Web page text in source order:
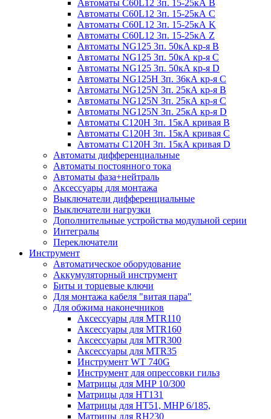
Автоматы C60L12 3п. 15-25кА B
Автоматы C60L12 3п. 15-25кА C
Автоматы C60L12 3п. 15-25кА K
Автоматы C60L12 3п. 15-25кА Z
Автоматы NG125 3п. 50кА кр-я B
Автоматы NG125 3п. 50кА кр-я C
Автоматы NG125 3п. 50кА кр-я D
Автоматы NG125H 3п. 36кА кр-я C
Автоматы NG125N 3п. 25кА кр-я B
Автоматы NG125N 3п. 25кА кр-я C
Автоматы NG125N 3п. 25кА кр-я D
Автоматы С120Н 3п. 15кА кривая B
Автоматы С120Н 3п. 15кА кривая C
Автоматы С120Н 3п. 15кА кривая D
Автоматы дифференциальные
Автоматы постоянного тока
Автоматы фаза+нейтраль
Аксессуары для монтажа
Выключатели дифференциальные
Выключатели нагрузки
Дополнительные устройства модульной серии
Интегралы
Переключатели
Инструмент
Автоматическое оборудование
Аккумуляторный инструмент
Биты и торцевые ключи
Для монтажа кабеля "витая пара"
Для обжима наконечников
Аксессуары для MTR110
Аксессуары для MTR160
Аксессуары для MTR300
Аксессуары для MTR35
Инструмент WT 740G
Инструмент для опрессовки гильз
Матрицы для MHP 10/300
Матрицы для НТ131
Матрицы для НТ51, MHP 6/185,
Матрицы для RH230